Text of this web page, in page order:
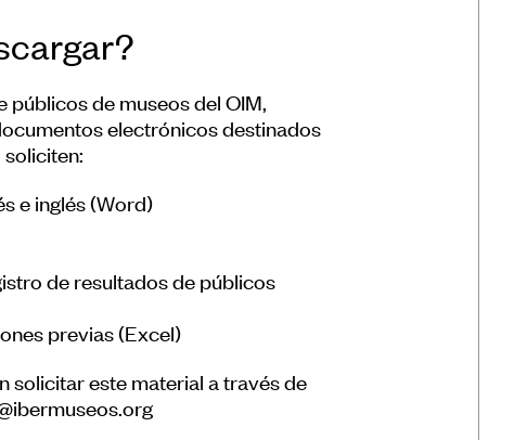
de museos del OIM,
electrónicos destinados
e inglés (Word)
de resultados de públicos
previas (Excel)
solicitar este material a través de